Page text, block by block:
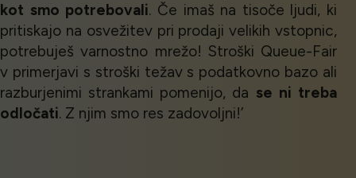
kot smo potrebovali. Če imaš na tisoče ljudi, ki
pritiskajo na osvežitev pri prodaji velikih vstopnic,
potrebuješ varnostno mrežo! Stroški Queue-Fair
v primerjavi s stroški težav s podatkovno bazo ali
razburjenimi strankami pomenijo, da se ni treba
odločati. Z njim smo res zadovoljni!’